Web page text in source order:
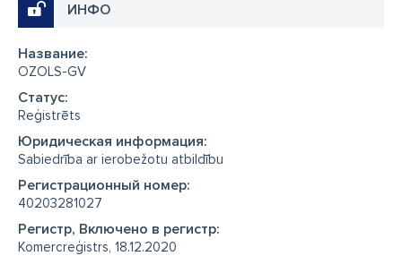
ИНФО
Название:
OZOLS-GV
Cтатус:
Reģistrēts
Юридическая информация:
Sabiedrība ar ierobežotu atbildību
Регистрационный номер:
40203281027
Регистр, Включено в регистр:
Komercreģistrs, 18.12.2020